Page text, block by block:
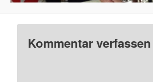
Kommentar verfassen